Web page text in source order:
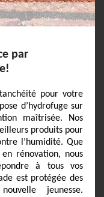
par
pour votre
d’hydrofuge sur
maîtrisée. Nos
produits pour
l’humidité. Que
rénovation, nous
à tous vos
est protégée des
jeunesse.